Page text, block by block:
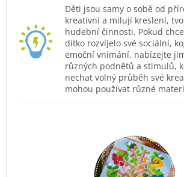
Děti jsou samy o sobě od
kreativní a milují kreslení,
hudební činnosti. Pokud
dítko rozvíjelo své sociální,
emoční vnímání, nabízejte
různých podnětů a stimulů,
nechat volný průběh své
mohou používat různé